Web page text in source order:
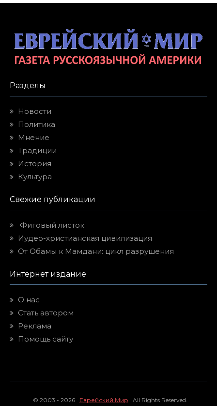
Разделы
Новости
Политика
Мнение
Традиции
История
Культура
Свежие публикации
Фиговый листок
Иудео-христианская цивилизация
От Обамы к Мамдани: цикл разрушения
Интернет издание
О нас
Стать автором
Реклама
Помощь сайту
© 2003 - 2026 Еврейский Мир All Rights Reserved.